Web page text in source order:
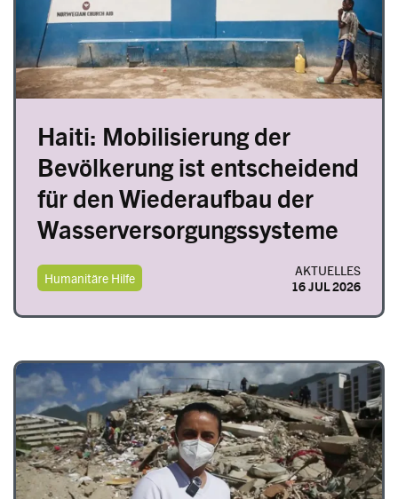
Haiti: Mobilisierung der
Bevölkerung ist entscheidend
für den Wiederaufbau der
Wasserversorgungssysteme
Humanitäre Hilfe
AKTUELLES
16 JUL 2026
Image